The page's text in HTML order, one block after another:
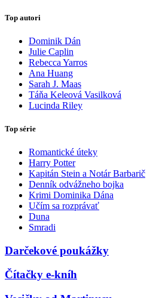
Top autori
Dominik Dán
Julie Caplin
Rebecca Yarros
Ana Huang
Sarah J. Maas
Táňa Keleová Vasilková
Lucinda Riley
Top série
Romantické úteky
Harry Potter
Kapitán Stein a Notár Barbarič
Denník odvážneho bojka
Krimi Dominika Dána
Učím sa rozprávať
Duna
Smradi
Darčekové poukážky
Čítačky e-kníh